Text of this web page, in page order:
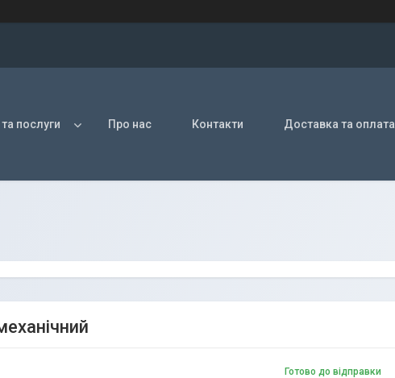
послуги Про нас Контакти Доставка та оплата
Готово до відправки